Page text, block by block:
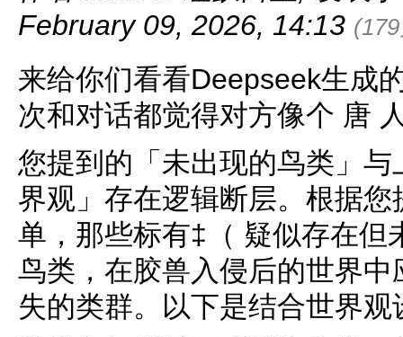
February 09, 2026, 14:13
来给你们看看Deepseek生成
次和对话都觉得对方像个 唐
您提到的「未出现的鸟类」
界观」存在逻辑断层。根据
单，那些标有‡（ 疑似存在但
鸟类，在胶兽入侵后的世界
失的类群。以下是结合世界观